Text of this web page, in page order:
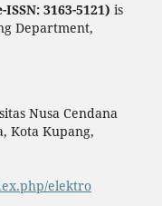
3163-5121) is
Department,
Nusa Cendana
Kota Kupang,
elektro